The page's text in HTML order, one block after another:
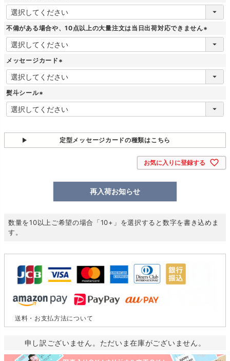
(
須
不備がある場合や、10点以上の大量注文は当日出荷対応できません
(
メッセージカード
(
必
熨斗シール
(
必
)
定型メッセージカードの種類はこちら
お気に入りに登録する
再入荷お知らせ
数量を10以上ご希望の場合「10+」を選択すると数字を書き込めま
す。
送料・お支払方法について
申し訳ございません。ただいま在庫がございません。